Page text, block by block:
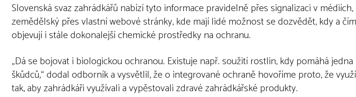
Slovenská svaz zahrádkářů nabízí tyto informace pravidelně přes signalizaci v
zemědělský přes vlastní webové stránky, kde mají lidé možnost se dozvědět, kdy a
objevují i ​​stále dokonalejší chemické prostředky na ochranu.
„Dá se bojovat i biologickou ochranou. Existuje např. soužití rostlin, kdy pomáhá
škůdců,“ dodal odborník a vysvětlil, že o integrované ochraně hovoříme proto, že
tak, aby zahrádkáři využívali a vypěstovali zdravé zahrádkářské produkty.